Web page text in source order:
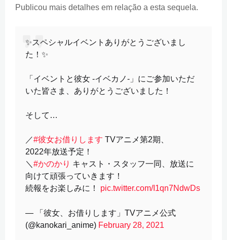
Publicou mais detalhes em relação a esta sequela.
✨スペシャルイベントありがとうございまし
た！✨
「イベントと彼女 -イベカノ-」にご参加いただ
いた皆さま、ありがとうございました！
そして…
／#彼女お借りします TVアニメ第2期、
2022年放送予定！
＼ #かのかり キャスト・スタッフ一同、放送に
向けて頑張っていきます！
続報をお楽しみに！ pic.twitter.com/I1qn7NdwDs
— 「彼女、お借りします」TVアニメ公式
(@kanokari_anime) February 28, 2021